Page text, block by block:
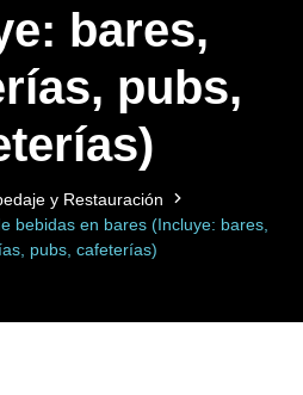
bares,
pubs,
y Restauración
bebidas en bares (Incluye: bares,
pubs, cafeterías)